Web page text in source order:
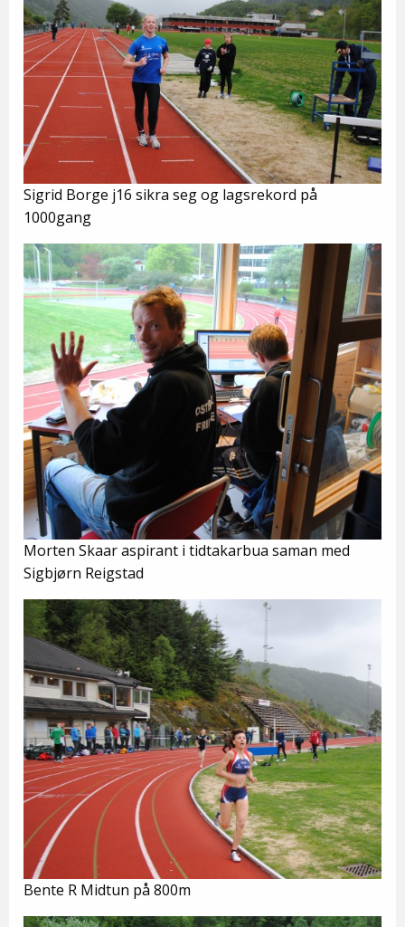
Sigrid Borge j16 sikra seg og lagsrekord på
1000gang
Morten Skaar aspirant i tidtakarbua saman med
Sigbjørn Reigstad
Bente R Midtun på 800m